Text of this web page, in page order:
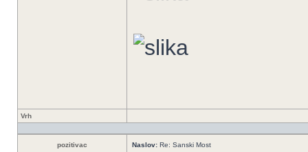
Vrh
pozitivac Naslov: Re: Sanski Most